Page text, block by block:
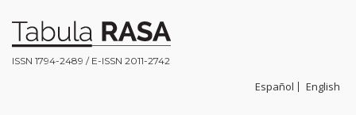
ISSN 1794-2489 / E-ISSN 2011-2742
Español English